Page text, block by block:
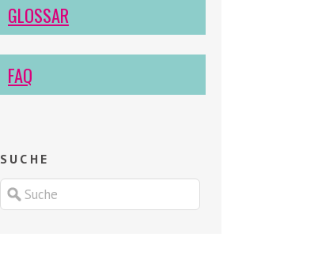
GLOSSAR
FAQ
SUCHE